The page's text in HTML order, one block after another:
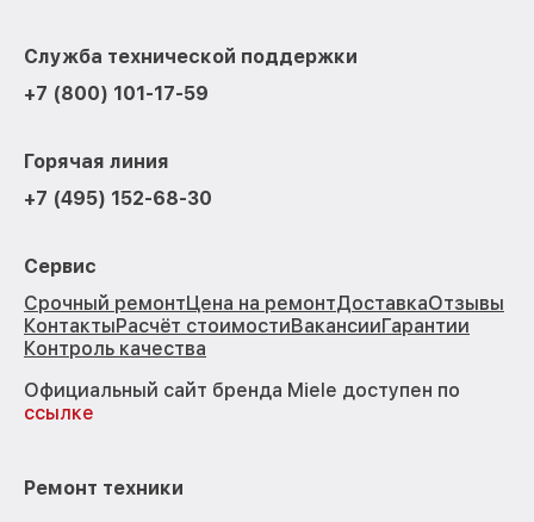
Служба технической поддержки
+7 (800) 101-17-59
Горячая линия
+7 (495) 152-68-30
Сервис
Срочный ремонтЦена на ремонтДоставкаОтзывы
КонтактыРасчёт стоимостиВакансииГарантии
Контроль качества
Официальный сайт бренда Miele доступен по
ссылке
Ремонт техники